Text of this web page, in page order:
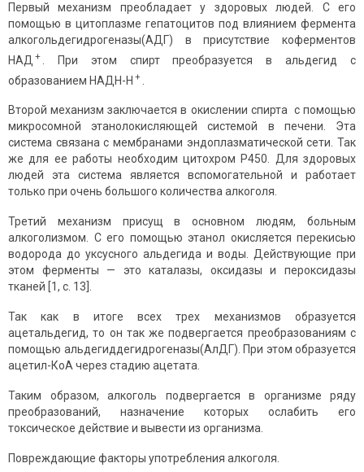
Первый механизм преобладает у здоровых людей. С его
помощью в цитоплазме гепатоцитов под влиянием фермента
алкогольдегидрогеназы(АДГ) в присутствие коферментов
НАД +
. При этом спирт преобразуется в альдегид с
образованием НАДН-Н +
Второй механизм заключается в окислении спирта с помощью
микросомной этанолокисляющей системой в печени. Эта
система связана с мембранами эндоплазматической сети. Так
же для ее работы необходим цитохром Р450. Для здоровых
людей эта система является вспомогательной и работает
только при очень большого количества алкоголя.
Третий механизм присущ в основном людям, больным
алкоголизмом. С его помощью этанол окисляется перекисью
водорода до уксусного альдегида и воды. Действующие при
этом ферменты — это каталазы, оксидазы и пероксидазы
тканей [1, с. 13].
Так как в итоге всех трех механизмов образуется
ацетальдегид, то он так же подвергается преобразованиям с
помощью альдегиддегидрогеназы(АлДГ). При этом образуется
ацетил-КоА через стадию ацетата.
Таким образом, алкоголь подвергается в организме ряду
преобразований, назначение которых ослабить его
токсическое действие и вывести из организма.
Повреждающие факторы употребления алкоголя.